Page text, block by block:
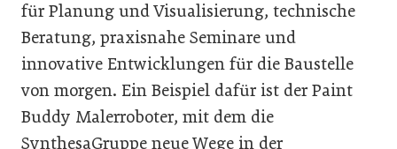
für Planung und Visualisierung, technische
Beratung, praxisnahe Seminare und
innovative Entwicklungen für die Baustelle
von morgen. Ein Beispiel dafür ist der Paint
Buddy Malerroboter, mit dem die
SynthesaGruppe neue Wege in der